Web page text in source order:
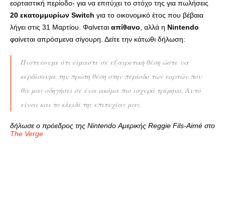
εορταστική περίοδο- για να επιτύχει το στόχο της για πωλήσεις
20 εκατομμυρίων Switch για το οικονομικό έτος που βέβαια
λήγει στις 31 Μαρτίου. Φαίνεται απίθανο , αλλά η Nintendo
φαίνεται απρόσμενα σίγουρη. Δείτε την κάτωθι δήλωση:
Πιστεύουμε ότι είμαστε σε εξαιρετική θέση ώστε να
κερδίσουμε την πρώτη θέση στην περίοδο των εορτών που
θα μας οδηγήσει σε ένα ακόμα πιο ισχυρό τρίμηνο. Αυτό
είναι και το κλειδί της επιτυχίας μας.
δήλωσε ο πρόεδρος της Nintendo Αμερικής Reggie Fils-Aimé στο
The Verge